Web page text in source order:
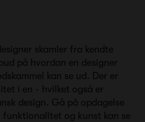
skamler fra kendte
på hvordan en designer
kan se ud. Der er
i en - hvilket også er
design. Gå på opdagelse
funktionalitet og kunst kan se